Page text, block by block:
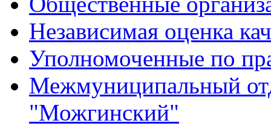
Независимая оценка
Уполномоченные по
Межмуниципальный
"Можгинский"